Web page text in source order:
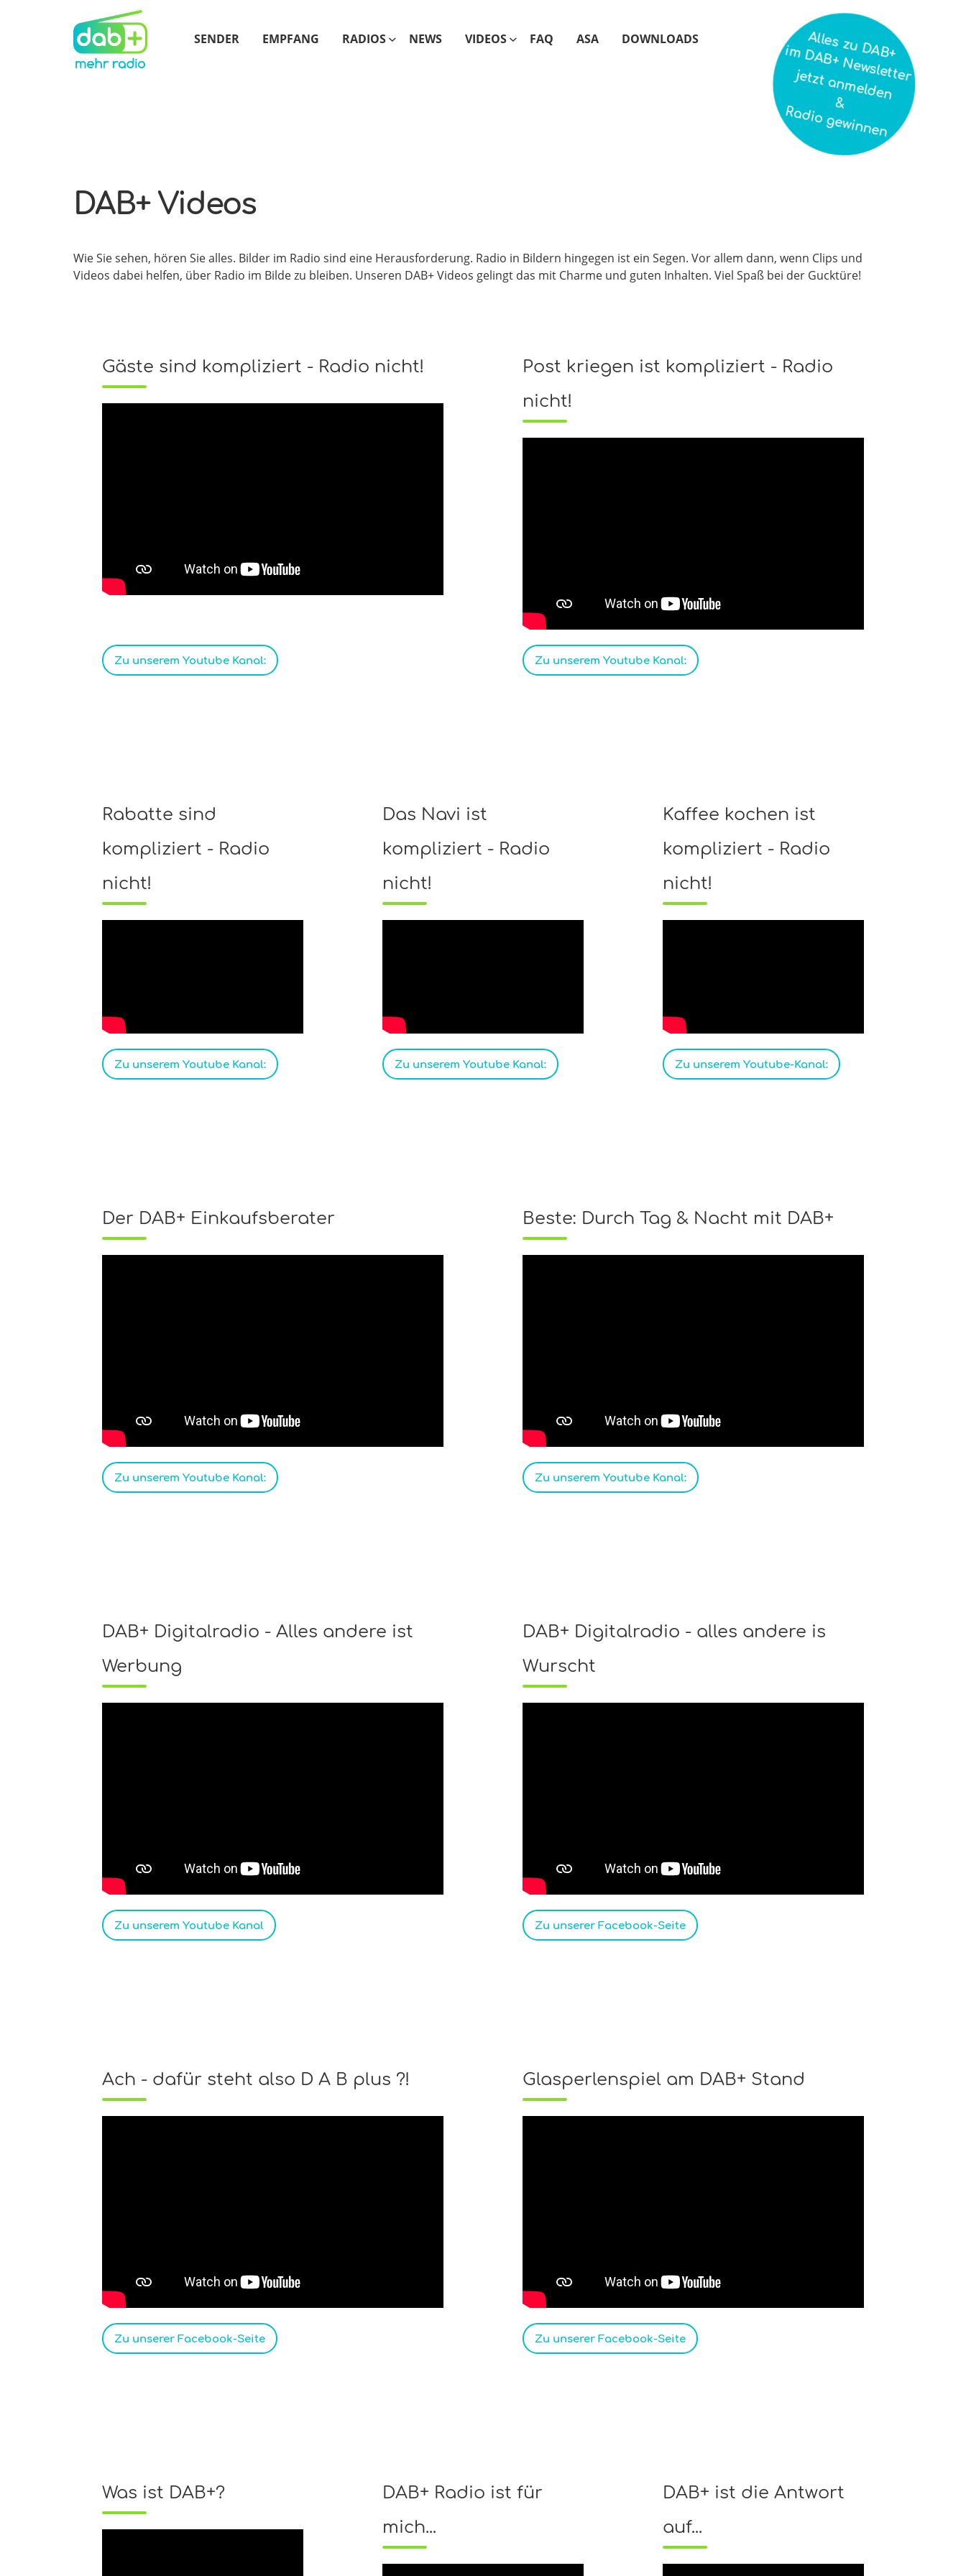
SENDER EMPFANG RADIOS NEWS VIDEOS FAQ ASA DOWNLOADS
DAB+ Videos
Wie Sie sehen, hören Sie alles. Bilder im Radio sind eine Herausforderung. Radio in Bildern hingegen ist ein Segen. Vor allem dann, wenn Clips und
Videos dabei helfen, über Radio im Bilde zu bleiben. Unseren DAB+ Videos gelingt das mit Charme und guten Inhalten. Viel Spaß bei der Gucktüre!
Gäste sind kompliziert - Radio nicht!
Zu unserem Youtube Kanal:
Post kriegen ist kompliziert - Radio
nicht!
Zu unserem Youtube Kanal:
Rabatte sind
kompliziert - Radio
nicht!
Zu unserem Youtube Kanal:
Das Navi ist
kompliziert - Radio
nicht!
Zu unserem Youtube Kanal:
Kaffee kochen ist
kompliziert - Radio
nicht!
Zu unserem Youtube-Kanal:
Der DAB+ Einkaufsberater
Zu unserem Youtube Kanal:
Beste: Durch Tag & Nacht mit DAB+
Zu unserem Youtube Kanal:
DAB+ Digitalradio - Alles andere ist
Werbung
Zu unserem Youtube Kanal
DAB+ Digitalradio - alles andere is
Wurscht
Zu unserer Facebook-Seite
Ach - dafür steht also D A B plus ?!
Zu unserer Facebook-Seite
Glasperlenspiel am DAB+ Stand
Zu unserer Facebook-Seite
Was ist DAB+?
DAB+ Radio ist für
mich...
DAB+ ist die Antwort
auf...
Alles zu DAB+
im DAB+ Newsletter
jetzt anmelden
&
Radio gewinnen